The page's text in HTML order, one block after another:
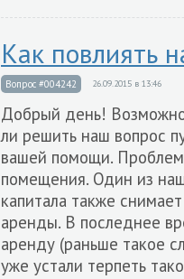
Как повлиять
Вопрос #004242 26.09.2015 в 13:46
Добрый день!
ли решить наш вопрос
вашей помощи.
помещения. Один из
капитала также
аренды. В последнее
аренду (раньше такое
уже устали терпеть